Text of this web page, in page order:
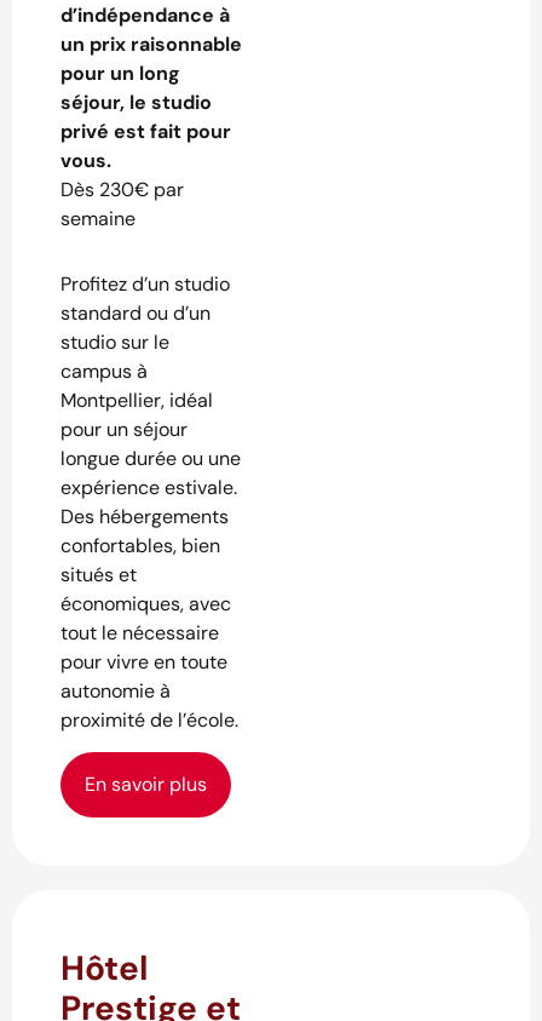
d’indépendance à
un prix raisonnable
pour un long
séjour, le studio
privé est fait pour
vous.
Dès 230€ par
semaine
Profitez d’un studio
standard ou d’un
studio sur le
campus à
Montpellier, idéal
pour un séjour
longue durée ou une
expérience estivale.
Des hébergements
confortables, bien
situés et
économiques, avec
tout le nécessaire
pour vivre en toute
autonomie à
proximité de l’école.
En savoir plus
Hôtel
Prestige et